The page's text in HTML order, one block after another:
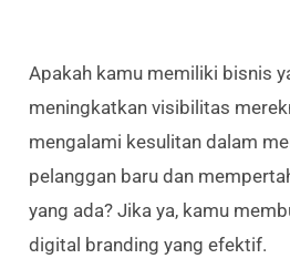
Apakah kamu memiliki bisnis
meningkatkan visibilitas
mengalami kesulitan dalam
pelanggan baru dan
yang ada? Jika ya, kamu
digital branding yang efektif.